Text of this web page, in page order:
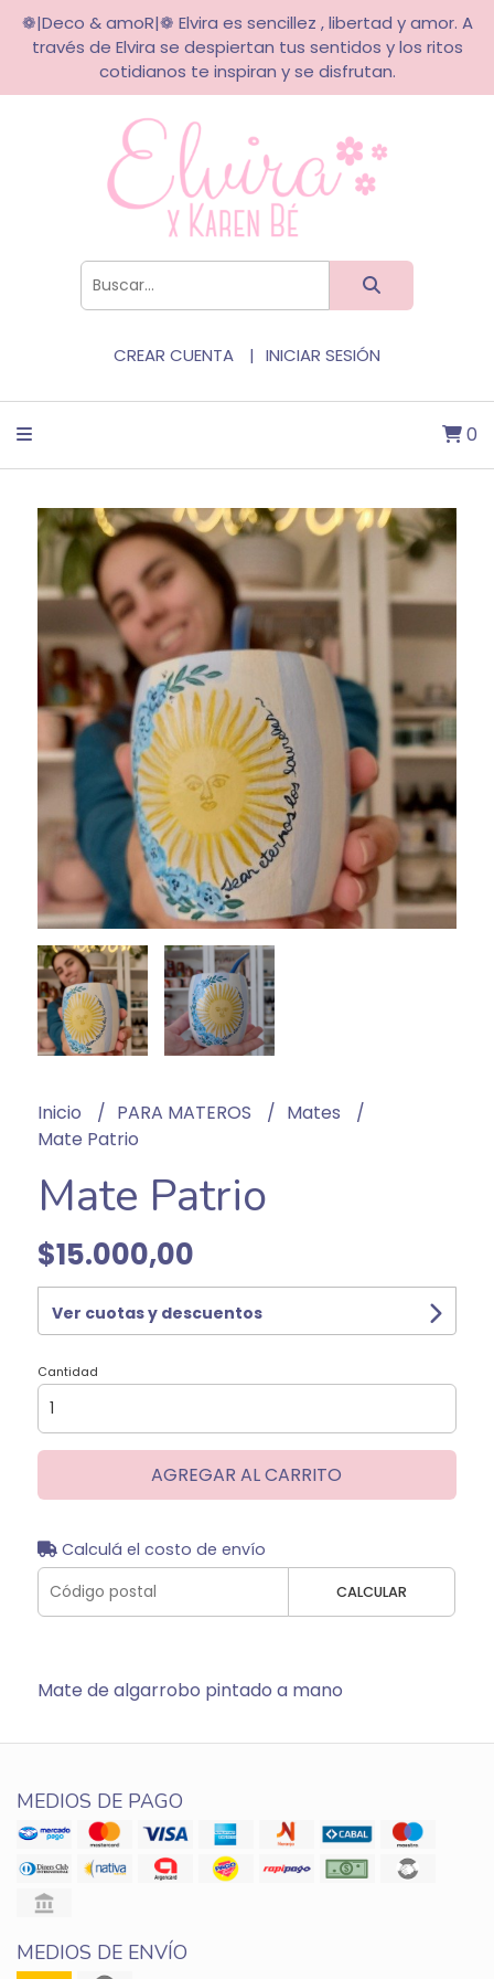
❁|Deco & amoR|❁ Elvira es sencillez , libertad y amor. A
través de Elvira se despiertan tus sentidos y los ritos
cotidianos te inspiran y se disfrutan.
CREAR CUENTA INICIAR SESIÓN
0
Inicio PARA MATEROS
Mates
Mate Patrio
Mate Patrio
$15.000,00
Ver cuotas y descuentos
Cantidad
AGREGAR AL CARRITO
Calculá el costo de envío
CALCULAR
Mate de algarrobo pintado a mano
MEDIOS DE PAGO
MEDIOS DE ENVÍO